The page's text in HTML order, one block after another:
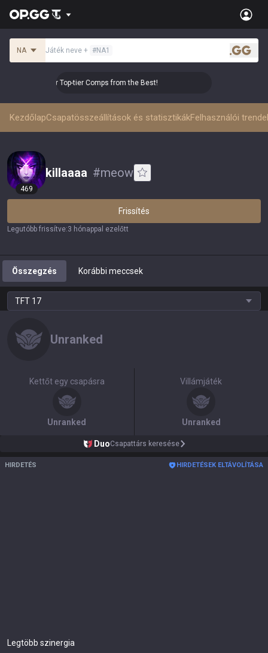
NA Játék neve + #NA1
.gg
👑 Master Top-tier Comps from the Best!
KezdőlapCsapatösszeállítások és statisztikákFelhasználói
469
killaaaa #meow
Frissítés
Legutóbb frissítve:3 hónappal ezelőtt
Összegzés Korábbi meccsek
TFT 17
Unranked
Kettőt egy csapásra
Unranked
Villámjáték
Unranked
DuoCsapattárs keresése
HIRDETÉS HIRDETÉSEK ELTÁVOLÍTÁSA
Legtöbb szinergia